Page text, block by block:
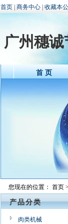
首页 商务中心 收藏本
广州穗
首 页
您现在的位置： 首页 >
产品分类
肉类机械